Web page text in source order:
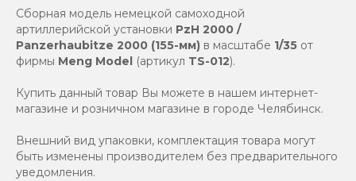
Сборная модель немецкой самоходной
артиллерийской установки PzH 2000 /
Panzerhaubitze 2000 (155-мм) в масштабе 1/35 от
фирмы Meng Model (артикул TS-012).
Купить данный товар Вы можете в нашем интернет-
магазине и розничном магазине в городе Челябинск.
Внешний вид упаковки, комплектация товара могут
быть изменены производителем без предварительного
уведомления.